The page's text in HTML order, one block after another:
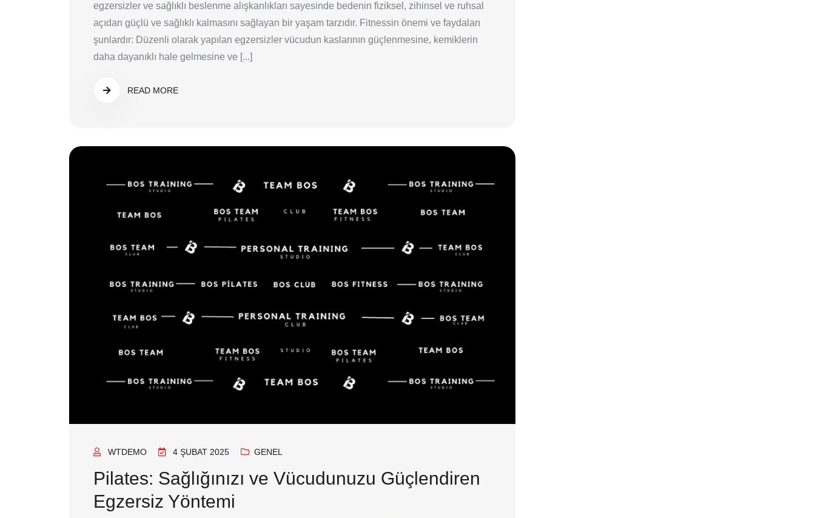
egzersizler ve sağlıklı beslenme alışkanlıkları sayesinde bedenin fiziksel, zihinsel ve ruhsal
açıdan güçlü ve sağlıklı kalmasını sağlayan bir yaşam tarzıdır. Fitnessin önemi ve faydaları
şunlardır: Düzenli olarak yapılan egzersizler vücudun kaslarının güçlenmesine, kemiklerin
daha dayanıklı hale gelmesine ve [...]
READ MORE
WTDEMO 4 ŞUBAT 2025 GENEL
Pilates: Sağlığınızı ve Vücudunuzu Güçlendiren
Egzersiz Yöntemi